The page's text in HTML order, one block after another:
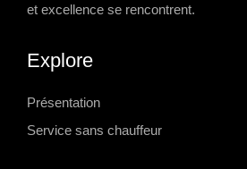
et excellence se rencontrent.
Explore
Présentation
Service sans chauffeur